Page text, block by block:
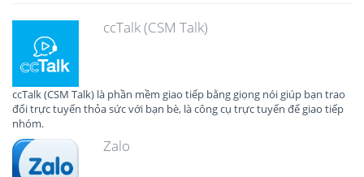
ccTalk (CSM Talk)
ccTalk (CSM Talk) là phần mềm giao tiếp bằng giọng nói giúp bạn trao
đổi trực tuyến thỏa sức với bạn bè, là công cụ trực tuyến để giao tiếp
nhóm.
Zalo